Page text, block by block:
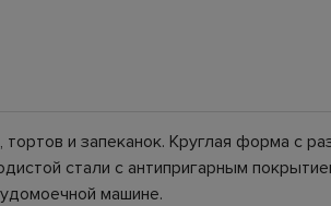
тортов и запеканок. Круглая форма с
стали с антипригарным
машине.